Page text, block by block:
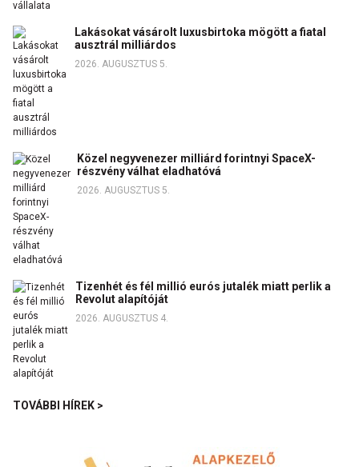
Lakásokat vásárolt luxusbirtoka mögött a fiatal
ausztrál milliárdos
2026. AUGUSZTUS 5.
Közel negyvenezer milliárd forintnyi SpaceX-
részvény válhat eladhatóvá
2026. AUGUSZTUS 5.
Tizenhét és fél millió eurós jutalék miatt perlik a
Revolut alapítóját
2026. AUGUSZTUS 4.
TOVÁBBI HÍREK >